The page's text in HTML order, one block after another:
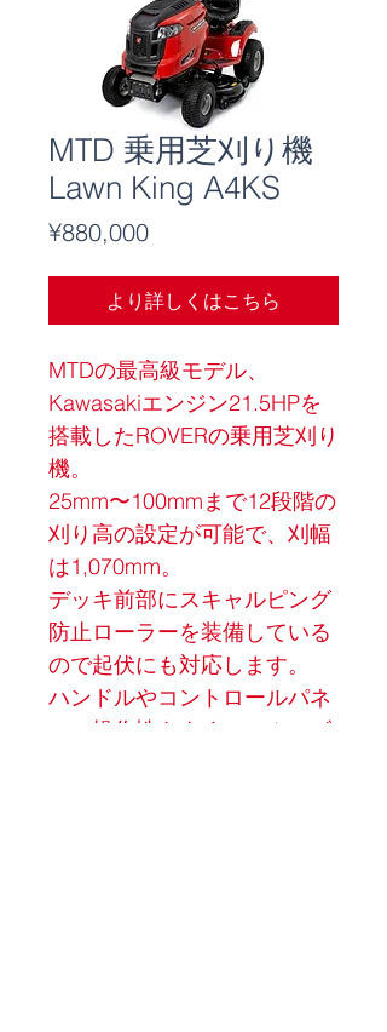
MTD 乗用芝刈り機
Lawn King A4KS
¥880,000Price
より詳しくはこちら
MTDの最高級モデル、
Kawasakiエンジン21.5HPを
搭載したROVERの乗用芝刈り
機。
25mm〜100mmまで12段階の
刈り高の設定が可能で、刈幅
は1,070mm。
デッキ前部にスキャルピング
防止ローラーを装備している
ので起伏にも対応します。
ハンドルやコントロールパネ
ルの操作性もよく、スムーズ